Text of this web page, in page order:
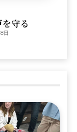
守る
日